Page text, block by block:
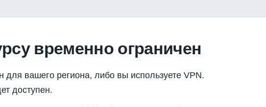
временно ограничен
для вашего региона, либо вы используете VPN.
доступен.